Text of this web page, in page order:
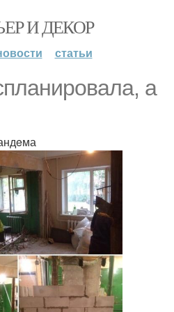
И ДЕКОР
статьи
а